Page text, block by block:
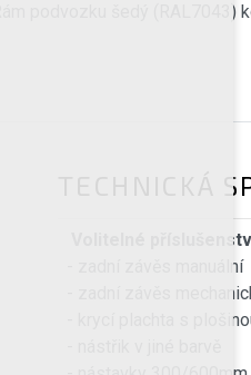
Rám podvozku šedý (RAL7043)
TECHNICKÁ
Volitelné
- zadní závěs manuální
- zadní závěs
- krycí plachta s